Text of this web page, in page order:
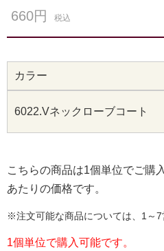
660円 税込
カラー
6022.Vネックローブコート
こちらの商品は1個単位でご購
あたりの価格です。
※注文可能な商品については、1～7
1個単位で購入可能です。